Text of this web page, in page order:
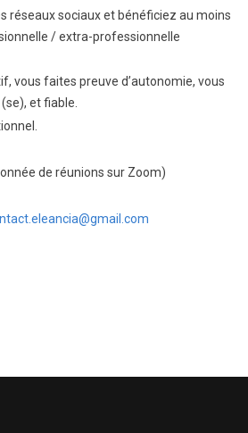
réseaux sociaux et bénéficiez au moins
/ extra-professionnelle
vous faites preuve d’autonomie, vous
et fiable.
de réunions sur Zoom)